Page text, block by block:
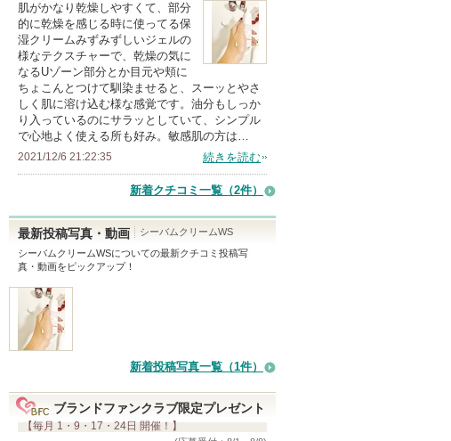
以
上
の
メ
ン
バ
ー
お
に
り
て
い
ま
肌がかなり乾燥しやすくて、部分
的に乾燥を感じる時に使ってる保
湿クリームみずみずしいジェルの
様なテクスチャーで、乾燥の気に
なるUゾーン部分とか目元や頬に
ちょこんとつけて馴染ませると、スーッとやさ
しく肌に溶け込む様な感覚です。油分もしっか
り入っているのにサラッとしていて、シンプル
で心地よく使える所も好み。敏感肌の方は…
2021/12/6 21:22:35 続きを読む
新着クチコミ一覧 （2件）
最新投稿写真・動画
シーバムクリームWS
シーバムクリームWSについての最新クチコミ投稿写
真・動画をピックアップ！
新着投稿写真一覧（1件）
ブランドファンクラブ限定プレゼント
【毎月 1・9・17・24日 開催！】